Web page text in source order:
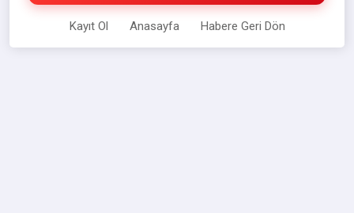
Kayıt Ol Anasayfa Habere Geri Dön